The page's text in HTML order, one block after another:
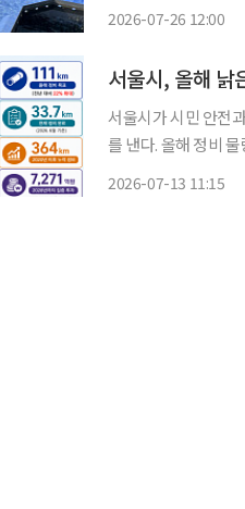
2026-07-26 12:00
서울시, 올해
서울시가 시민 안전
를 낸다. 올해 정비 물량은 지난
2026-07-13 11:15